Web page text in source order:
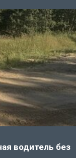
водитель без